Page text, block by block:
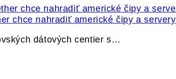
chce nahradiť americké čipy a servery
dátových centier s…